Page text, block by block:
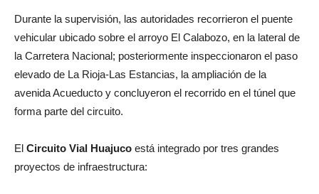
Durante la supervisión, las autoridades recorrieron el puente
vehicular ubicado sobre el arroyo El Calabozo, en la lateral de
la Carretera Nacional; posteriormente inspeccionaron el paso
elevado de La Rioja-Las Estancias, la ampliación de la
avenida Acueducto y concluyeron el recorrido en el túnel que
forma parte del circuito.
El Circuito Vial Huajuco está integrado por tres grandes
proyectos de infraestructura: